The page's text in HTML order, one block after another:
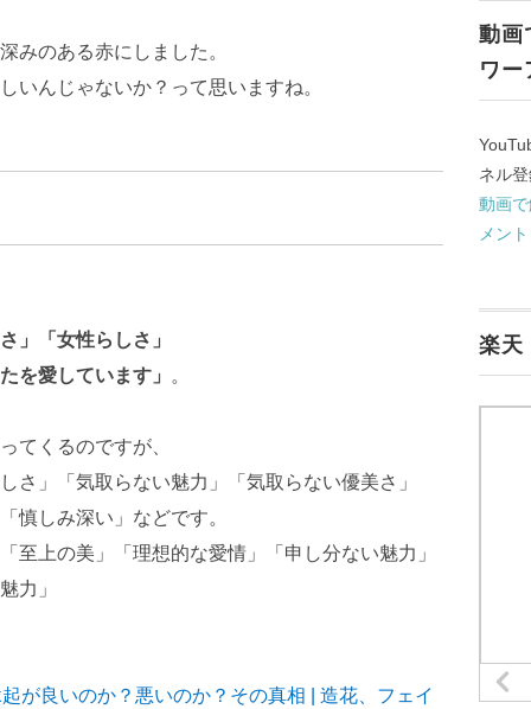
みのある赤にしました。
いんじゃないか？って思いますね。
」「女性らしさ」
を愛しています」
。
てくるのですが、
さ」「気取らない魅力」「気取らない優美さ」
慎しみ深い」などです。
至上の美」「理想的な愛情」「申し分ない魅力」
力」
が良いのか？悪いのか？その真相 | 造花、フェイ
動画
ワー
ネル
動画
メント
楽天